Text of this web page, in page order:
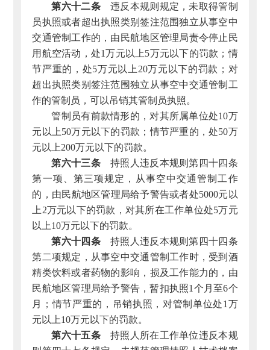
第六十二条违反本规则规定，未取得管制
员执照或者超出执照类别签注范围独立从事空中
交通管制工作的，由民航地区管理局责令停止民
用航空活动，处1万元以上5万元以下的罚款；情
节严重的，处5万元以上20万元以下的罚款；对
超出执照类别签注范围独立从事空中交通管制工
作的管制员，可以吊销其管制员执照。
管制员有前款情形的，对其所属单位处10万
元以上50万元以下的罚款；情节严重的，处50万
元以上200万元以下的罚款。
第六十三条持照人违反本规则第四十四条
第一项、第三项规定，从事空中交通管制工作
的，由民航地区管理局给予警告或者处5000元以
上2万元以下的罚款，对其所在工作单位处5万元
以上10万元以下的罚款。
第六十四条持照人违反本规则第四十四条
第二项规定，从事空中交通管制工作时，受到酒
精类饮料或者药物的影响，损及工作能力的，由
民航地区管理局给予警告，暂扣执照1个月至6个
月；情节严重的，吊销执照，对管制单位处1万
元以上10万元以下的罚款。
第六十五条持照人所在工作单位违反本规